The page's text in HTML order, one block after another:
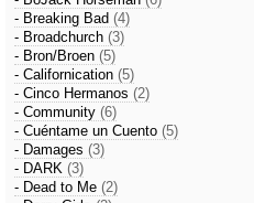
- Breaking Bad (4)
- Broadchurch (3)
- Bron/Broen (5)
- Californication (5)
- Cinco Hermanos (2)
- Community (6)
- Cuéntame un Cuento (5)
- Damages (3)
- DARK (3)
- Dead to Me (2)